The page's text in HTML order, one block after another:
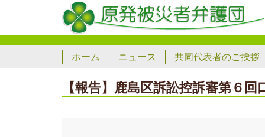
ホーム ニュース 共同代表者のご挨拶
【報告】鹿島区訴訟控訴審第６